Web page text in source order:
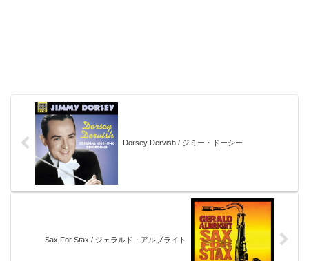
Dorsey Dervish / ジミー・ドーシー
Sax For Stax / ジェラルド・アルブライト